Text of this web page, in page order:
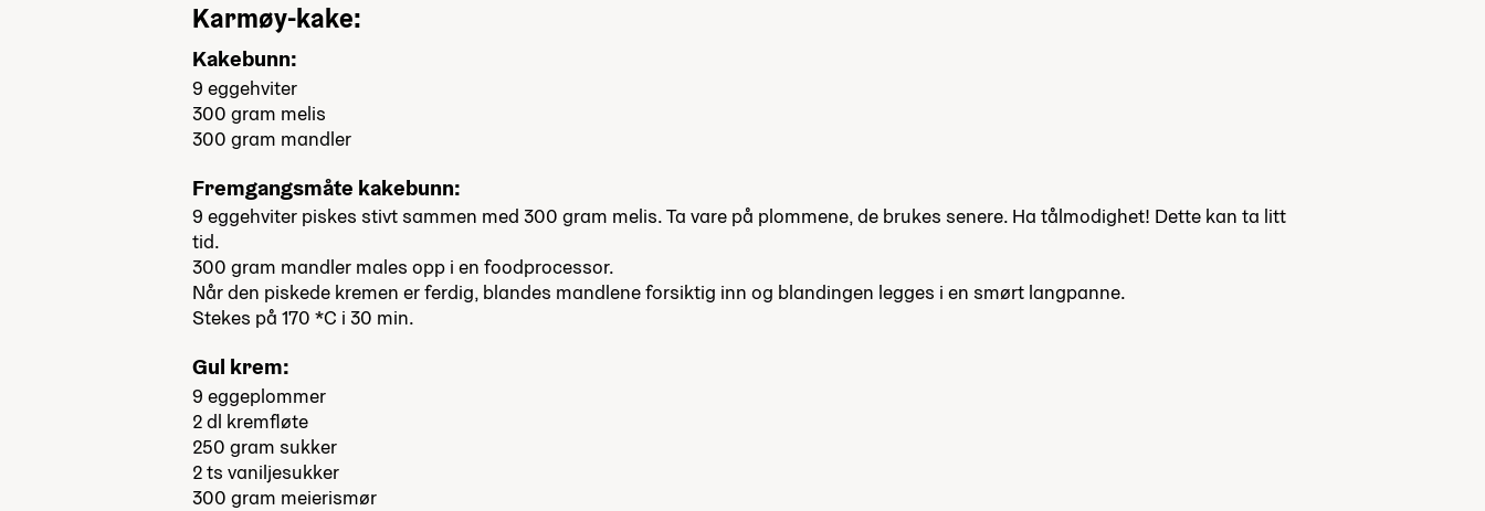
Karmøy-kake:
Kakebunn:
9 eggehviter
300 gram melis
300 gram mandler
Fremgangsmåte kakebunn:
9 eggehviter piskes stivt sammen med 300 gram melis. Ta vare på plommene, de brukes senere. Ha tålmodighet! Dette kan ta litt
tid.
300 gram mandler males opp i en foodprocessor.
Når den piskede kremen er ferdig, blandes mandlene forsiktig inn og blandingen legges i en smørt langpanne.
Stekes på 170 *C i 30 min.
Gul krem:
9 eggeplommer
2 dl kremfløte
250 gram sukker
2 ts vaniljesukker
300 gram meierismør